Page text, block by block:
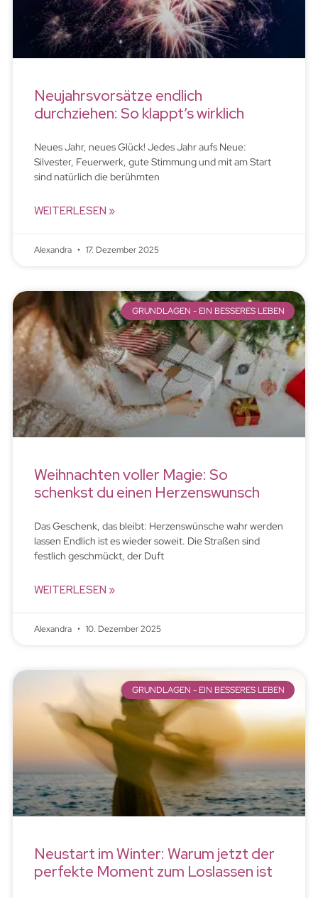
Neujahrsvorsätze endlich
durchziehen: So klappt’s wirklich
Neues Jahr, neues Glück! Jedes Jahr aufs Neue:
Silvester, Feuerwerk, gute Stimmung und mit am Start
sind natürlich die berühmten
WEITERLESEN »
Alexandra 17. Dezember 2025
GRUNDLAGEN - EIN BESSERES LEBEN
Weihnachten voller Magie: So
schenkst du einen Herzenswunsch
Das Geschenk, das bleibt: Herzenswünsche wahr werden
lassen Endlich ist es wieder soweit. Die Straßen sind
festlich geschmückt, der Duft
WEITERLESEN »
Alexandra 10. Dezember 2025
GRUNDLAGEN - EIN BESSERES LEBEN
Neustart im Winter: Warum jetzt der
perfekte Moment zum Loslassen ist